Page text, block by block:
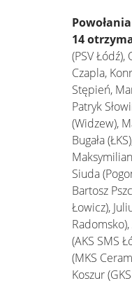
14
(PSV Łódź),
Czapla,
Stępień,
Patryk
(Widzew),
Bugała
Siuda
Bartosz
Łowicz),
(AKS SMS
(MKS
Koszur